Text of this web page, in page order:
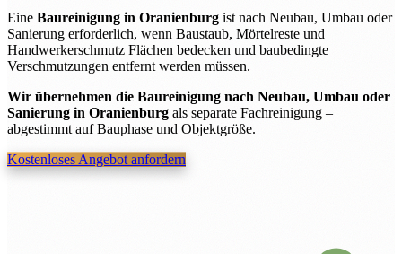
Eine Baureinigung in Oranienburg ist nach Neubau, Umbau oder
Sanierung erforderlich, wenn Baustaub, Mörtelreste und
Handwerkerschmutz Flächen bedecken und baubedingte
Verschmutzungen entfernt werden müssen.
Wir übernehmen die Baureinigung nach Neubau, Umbau oder
Sanierung in Oranienburg als separate Fachreinigung –
abgestimmt auf Bauphase und Objektgröße.
Kostenloses Angebot anfordern